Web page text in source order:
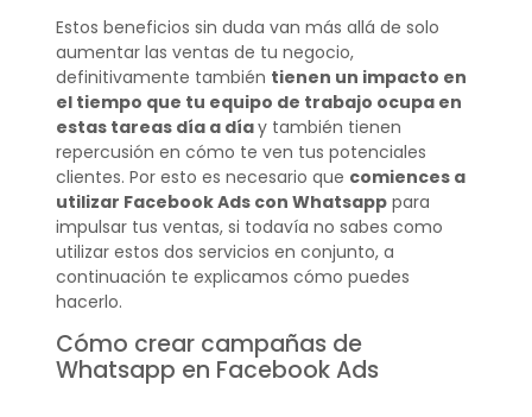
Estos beneficios sin duda van más allá de solo
aumentar las ventas de tu negocio,
definitivamente también tienen un impacto en
el tiempo que tu equipo de trabajo ocupa en
estas tareas día a díay también tienen
repercusión en cómo te ven tus potenciales
clientes. Por esto es necesario que comiences a
utilizar Facebook Ads con Whatsapppara
impulsar tus ventas, si todavía no sabes como
utilizar estos dos servicios en conjunto, a
continuación te explicamos cómo puedes
hacerlo.
Cómo crear campañas de
Whatsapp en Facebook Ads